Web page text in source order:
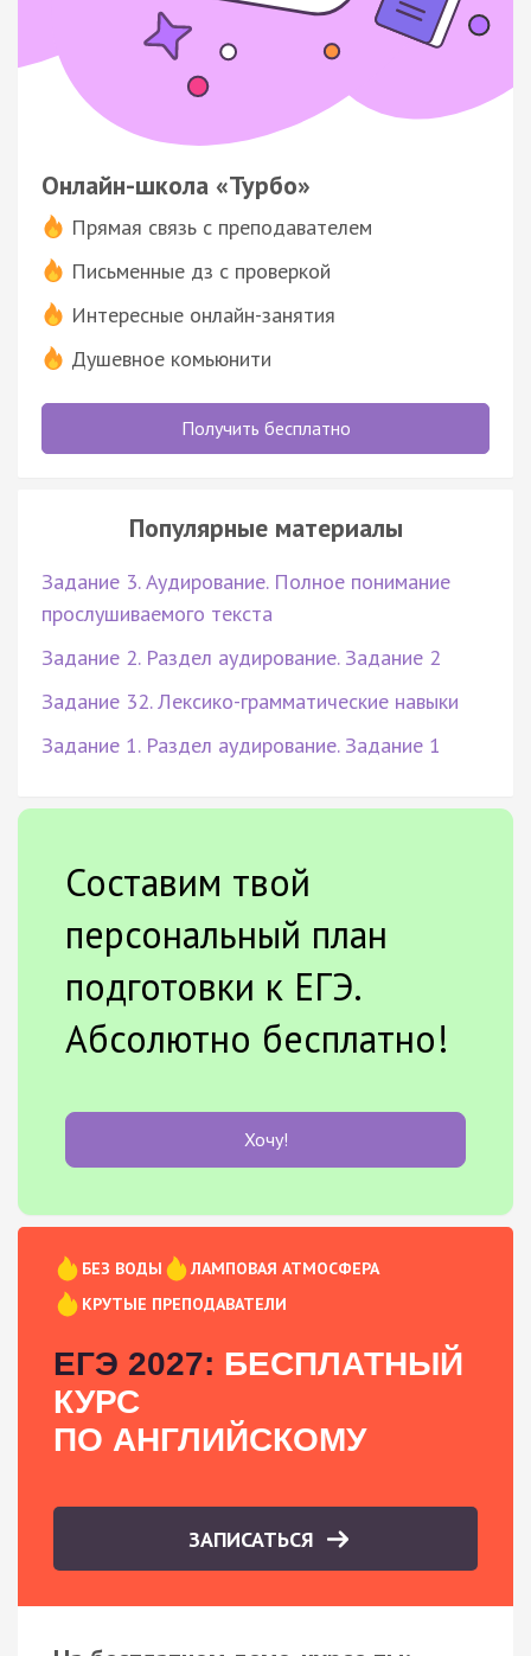
Онлайн-школа «Турбо»
Прямая связь с преподавателем
Письменные дз с проверкой
Интересные онлайн-занятия
Душевное комьюнити
Получить бесплатно
Популярные материалы
Задание 3. Аудирование. Полное понимание
прослушиваемого текста
Задание 2. Раздел аудирование. Задание 2
Задание 32. Лексико-грамматические навыки
Задание 1. Раздел аудирование. Задание 1
Составим твой
персональный план
подготовки к ЕГЭ.
Абсолютно бесплатно!
Хочу!
БЕЗ ВОДЫ
ЛАМПОВАЯ АТМОСФЕРА
КРУТЫЕ ПРЕПОДАВАТЕЛИ
ЕГЭ 2027: БЕСПЛАТНЫЙ
КУРС
ПО АНГЛИЙСКОМУ
ЗАПИСАТЬСЯ